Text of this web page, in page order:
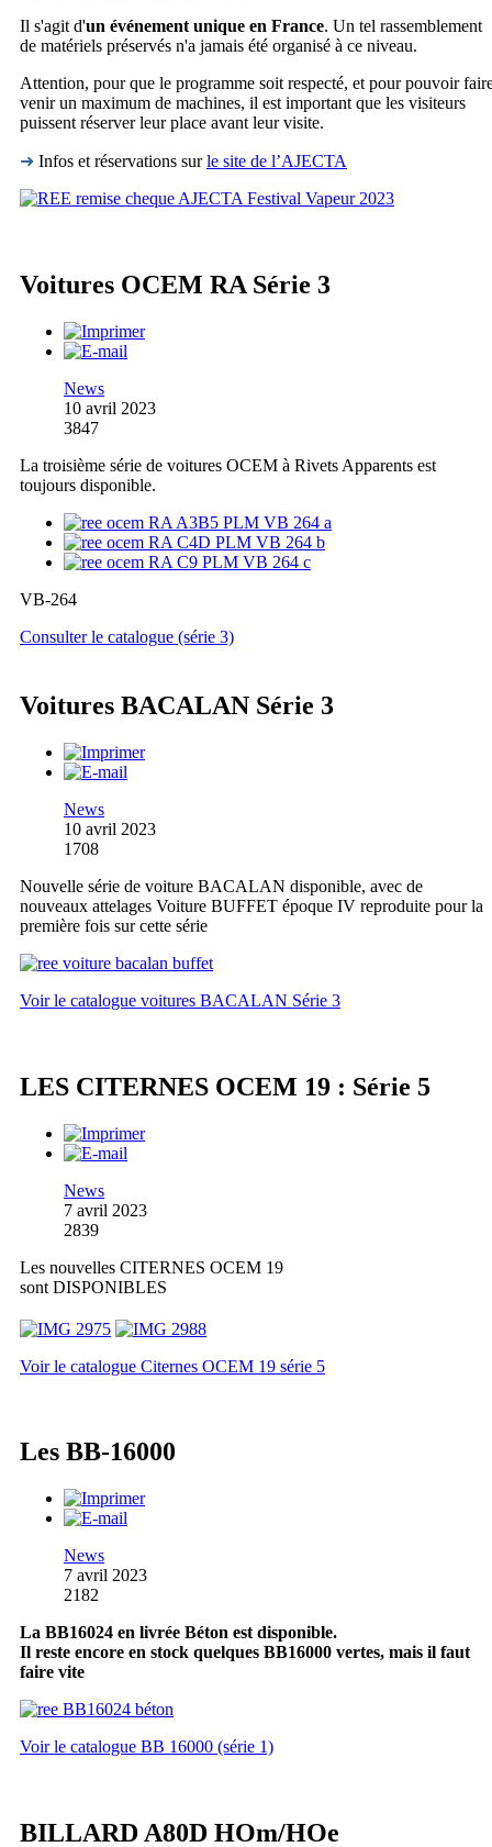
Il s'agit d'un événement unique en France. Un tel rassemblement
de matériels préservés n'a jamais été organisé à ce niveau.
Attention, pour que le programme soit respecté, et pour pouvoir
venir un maximum de machines, il est important que les visiteurs
puissent réserver leur place avant leur visite.
➜ Infos et réservations surle site de l’AJECTA
Voitures OCEM RA Série 3
News
10 avril 2023
3847
La troisième série de voitures OCEM à Rivets Apparents est
toujours disponible.
VB-264
Consulter le catalogue (série 3)
Voitures BACALAN Série 3
News
10 avril 2023
1708
Nouvelle série de voiture BACALAN disponible, avec de
nouveaux attelages Voiture BUFFET époque IV reproduite pour la
première fois sur cette série
Voir le catalogue voitures BACALAN Série 3
LES CITERNES OCEM 19 : Série 5
News
7 avril 2023
2839
Les nouvelles CITERNES OCEM 19
sont DISPONIBLES
Voir le catalogue Citernes OCEM 19 série 5
Les BB-16000
News
7 avril 2023
2182
La BB16024 en livrée Béton est disponible.
Il reste encore en stock quelques BB16000 vertes, mais il faut
faire vite
Voir le catalogue BB 16000 (série 1)
BILLARD A80D HOm/HOe